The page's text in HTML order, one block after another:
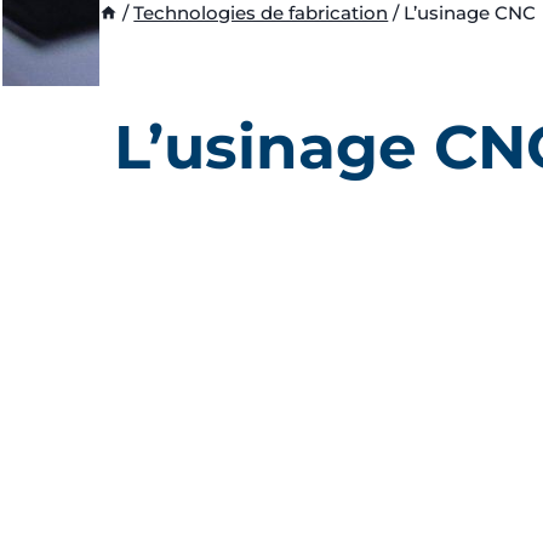
/ Technologies de fabrication / L’usinage CNC
L’usinage